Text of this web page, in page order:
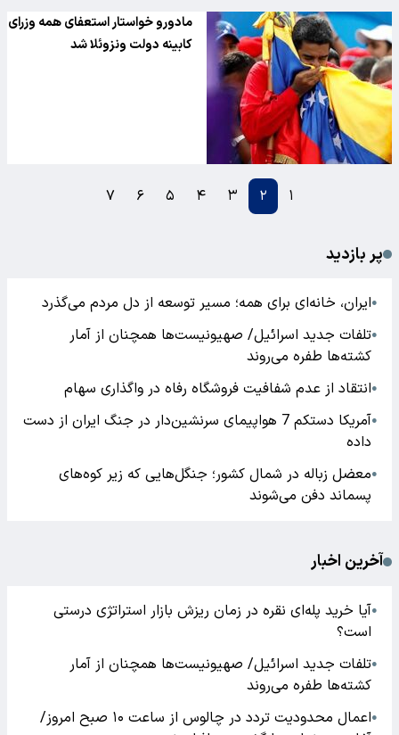
مادورو خواستار استعفای همه وزرای
کابینه دولت ونزوئلا شد
۱ ۲ ۳ ۴ ۵ ۶ ۷
پر بازدید
●ایران، خانه‌ای برای همه؛ مسیر توسعه از دل مردم می‌گذرد
●تلفات جدید اسرائیل/ صهیونیست‌ها همچنان از آمار
کشته‌ها طفره می‌روند
●انتقاد از عدم شفافیت فروشگاه رفاه در واگذاری سهام
●
آمریکا دستکم 7 هواپیمای سرنشین‌دار در جنگ ایران از دست
داده
●معضل زباله در شمال کشور؛ جنگل‌هایی که زیر کوه‌های
پسماند دفن می‌شوند
آخرین اخبار
●آیا خرید پله‌ای نقره در زمان ریزش بازار استراتژی درستی
است؟
●تلفات جدید اسرائیل/ صهیونیست‌ها همچنان از آمار
کشته‌ها طفره می‌روند
●
اعمال محدودیت تردد در چالوس از ساعت ۱۰ صبح امروز/